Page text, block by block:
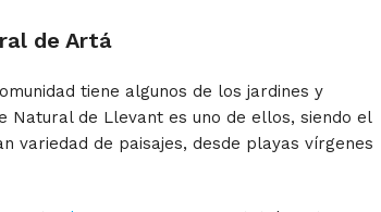
de Artá
tiene algunos de los jardines y
Natural de Llevant es uno de ellos, siendo el
variedad de paisajes, desde playas vírgenes